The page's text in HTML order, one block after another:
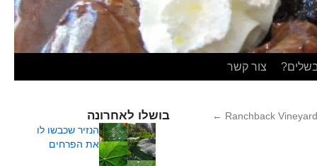
צור קשר
Ranchback Vineyard
← בושלו לאחרונה
הנזיר שכבשו לו
את הפרחים